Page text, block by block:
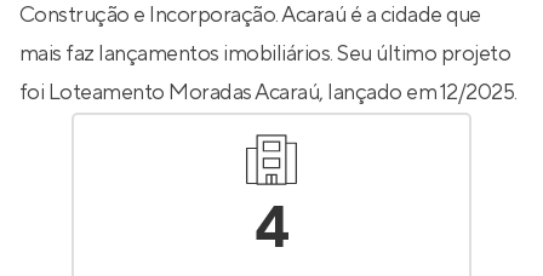
Construção e Incorporação. Acaraú é a cidade que
mais faz lançamentos imobiliários. Seu último projeto
foi Loteamento Moradas Acaraú, lançado em 12/2025.
4